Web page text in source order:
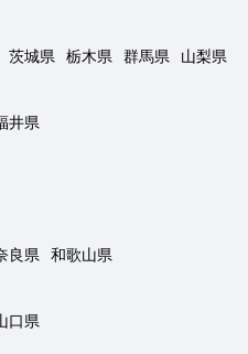
茨城県 栃木県 群馬県
山梨県
井県
良県
和歌山県
口県